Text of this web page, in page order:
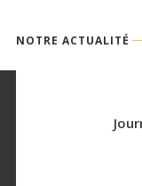
NOTRE ACTUALITÉ